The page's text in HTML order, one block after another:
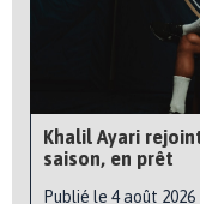
Khalil Ayari
saison, en prêt
Publié le 4 août 2026